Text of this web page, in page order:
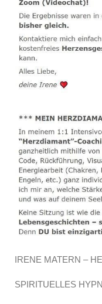
IRENE MATERN –
SPIRITUELLES